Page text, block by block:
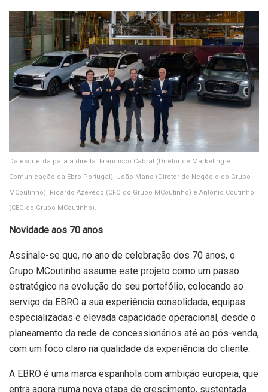
Da esquerda para a direita: Francisco Cabral (Diretor de Marketing e
Comunicação da Ebro Portugal), João Mano (Diretor de Negócio do Grupo
MCoutinho), Ricardo Azevedo (CFO do Grupo MCoutinho) e António Coutinho
(CEO do Grupo MCoutinho).
Novidade aos 70 anos
Assinale-se que, no ano de celebração dos 70 anos, o
Grupo MCoutinho assume este projeto como um passo
estratégico na evolução do seu portefólio, colocando ao
serviço da EBRO a sua experiência consolidada, equipas
especializadas e elevada capacidade operacional, desde o
planeamento da rede de concessionários até ao pós-venda,
com um foco claro na qualidade da experiência do cliente.
A EBRO é uma marca espanhola com ambição europeia, que
entra agora numa nova etapa de crescimento, sustentada